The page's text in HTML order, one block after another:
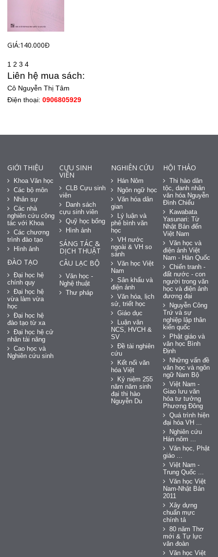
GIÁ:140.000Đ
1 2 3 4
Liên hệ mua sách:
Cô Nguyễn Thị Tâm
Điện thoại: 0906805929
GIỚI THIỆU
Khoa Văn học
Các bộ môn
Nhân sự
Các nhà
nghiên cứu cộng
tác với Khoa
Các chương
trình đào tạo
Hình ảnh
ĐÀO TẠO
Đại học hệ
chính quy
Đại học hệ
vừa làm vừa
học
Đại học hệ
đào tạo từ xa
Đại học hệ cử
nhân tài năng
Cao học và
Nghiên cứu sinh
CỰU SINH
VIÊN
CLB Cựu sinh
viên
Danh sách
cựu sinh viên
Quỹ học bổng
Hình ảnh
SÁNG TÁC &
DỊCH THUẬT
CÂU LẠC BỘ
Văn học -
Nghệ thuật
Thư pháp
NGHIÊN CỨU
Hán Nôm
Ngôn ngữ học
Văn hóa dân
gian
Lý luận và
phê bình văn
học
VH nước
ngoài & VH so
sánh
Văn học Việt
Nam
Sân khấu và
điện ảnh
Văn hóa, lịch
sử, triết học
Giáo dục
Luận văn
NCS, HVCH &
SV
Đề tài nghiên
cứu
Kết nối văn
hóa Việt
Kỷ niệm 255
năm năm sinh
đại thi hào
Nguyễn Du
HỘI THẢO
Thi hào dân
tộc, danh nhân
văn hóa Nguyễn
Đình Chiểu
Kawabata
Yasunari: Từ
Nhật Bản đến
Việt Nam
Văn học và
điện ảnh Việt
Nam - Hàn Quốc
Chiến tranh -
đất nước - con
người trong văn
học và điện ảnh
đương đại
Nguyễn Công
Trứ và sự
nghiệp lập thân
kiến quốc
Phật giáo và
văn học Bình
Định
Những vấn đề
văn học và ngôn
ngữ Nam Bộ
Việt Nam -
Giao lưu văn
hóa tư tưởng
Phương Đông
Quá trình hiện
đại hóa VH ...
Nghiên cứu
Hán nôm ...
Văn học, Phật
giáo ...
Việt Nam -
Trung Quốc ...
Văn học Việt
Nam-Nhật Bản
2011
Xây dựng
chuẩn mực
chính tả
80 năm Thơ
mới & Tự lực
văn đoàn
Văn học Việt